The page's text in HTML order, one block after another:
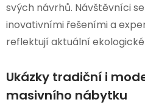
svých návrhů. Návštěvníci
inovativními řešeními a
reflektují aktuální ekologické
Ukázky tradiční i
masivního nábytku